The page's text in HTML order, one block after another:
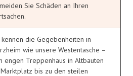
Sie Schäden an Ihren
die Gegebenheiten in
wie unsere Westentasche –
engen Treppenhaus in Altbauten
bis zu den steilen